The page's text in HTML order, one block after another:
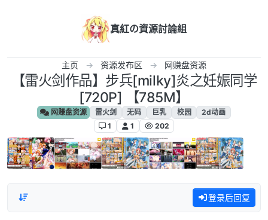
真紅の資源討論組
主页 资源发布区 网赚盘资源
【雷火剑作品】步兵[milky]炎之妊娠同学
[720P] 【785M】
网赚盘资源 雷火剑 无码 巨乳 校园
2d动画
1
1 202
登录后回复